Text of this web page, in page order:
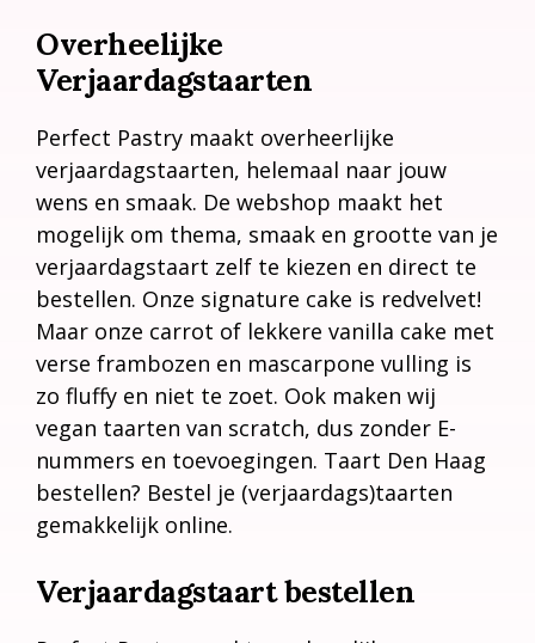
Overheelijke
Verjaardagstaarten
Perfect Pastry maakt overheerlijke
verjaardagstaarten, helemaal naar jouw
wens en smaak. De webshop maakt het
mogelijk om thema, smaak en grootte van je
verjaardagstaart zelf te kiezen en direct te
bestellen. Onze signature cake is redvelvet!
Maar onze carrot of lekkere vanilla cake met
verse frambozen en mascarpone vulling is
zo fluffy en niet te zoet. Ook maken wij
vegan taarten van scratch, dus zonder E-
nummers en toevoegingen. Taart Den Haag
bestellen? Bestel je (verjaardags)taarten
gemakkelijk online.
Verjaardagstaart bestellen